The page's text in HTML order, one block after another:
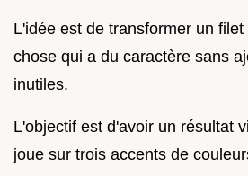
L'idée est de transformer un
chose qui a du caractère sans
inutiles.
L'objectif est d'avoir un résultat
joue sur trois accents de